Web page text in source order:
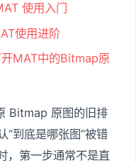
使用入门
使用进阶
MAT中的Bitmap原
Bitmap 原图的旧排
“到底是哪张图”被错
，第一步通常不是直